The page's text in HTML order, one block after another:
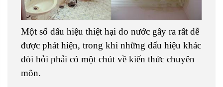
Một số dấu hiệu thiệt hại do nước gây ra rất dễ
được phát hiện, trong khi những dấu hiệu khác
đòi hỏi phải có một chút về kiến thức chuyên
môn.